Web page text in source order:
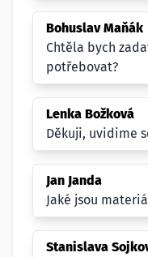
Bohuslav Maňák
Chtěla bych
potřebovat?
Lenka Božková
Děkuji, uvidime
Jan Janda
Jaké jsou
Stanislava